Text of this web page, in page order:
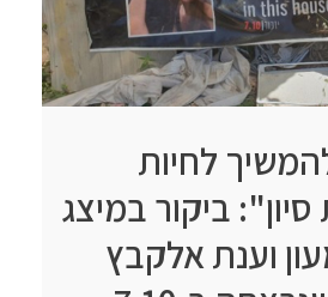
לחיות
ביקור במיצג
וענת אלקבץ